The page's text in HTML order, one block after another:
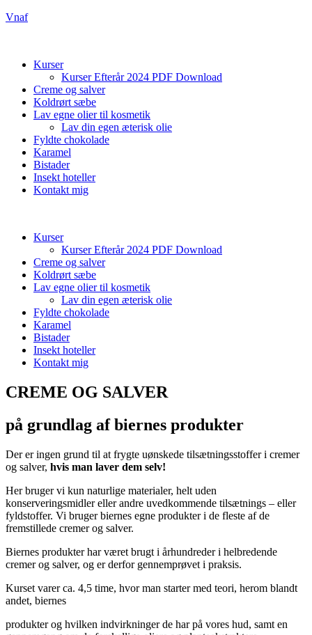
Vnaf
Kurser
Kurser Efterår 2024 PDF Download
Creme og salver
Koldrørt sæbe
Lav egne olier til kosmetik
Lav din egen æterisk olie
Fyldte chokolade
Karamel
Bistader
Insekt hoteller
Kontakt mig
Kurser
Kurser Efterår 2024 PDF Download
Creme og salver
Koldrørt sæbe
Lav egne olier til kosmetik
Lav din egen æterisk olie
Fyldte chokolade
Karamel
Bistader
Insekt hoteller
Kontakt mig
CREME OG SALVER
på grundlag af biernes produkter
Der er ingen grund til at frygte uønskede tilsætningsstoffer i cremer
og salver, hvis man laver dem selv!
Her bruger vi kun naturlige materialer, helt uden
konserveringsmidler eller andre uvedkommende tilsætnings – eller
fyldstoffer. Vi bruger biernes egne produkter i de fleste af de
fremstillede cremer og salver.
Biernes produkter har været brugt i århundreder i helbredende
cremer og salver, og er derfor gennemprøvet i praksis.
Kurset varer ca. 4,5 time, hvor man starter med teori, herom blandt
andet, biernes
produkter og hvilken indvirkninger de har på vores hud, samt en